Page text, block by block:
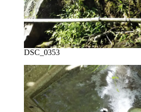
DSC_0353